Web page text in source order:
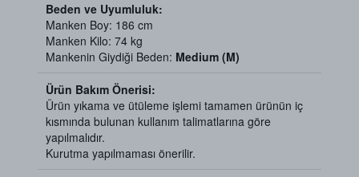
Beden ve Uyumluluk:
Manken Boy: 186 cm
Manken Kilo: 74 kg
Mankenin Giydiği Beden: Medium (M)
Ürün Bakım Önerisi:
Ürün yıkama ve ütüleme işlemi tamamen ürünün iç
kısmında bulunan kullanım talimatlarına göre
yapılmalıdır.
Kurutma yapılmaması önerilir.